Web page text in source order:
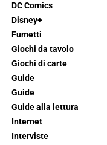
DC Comics
Disney+
Fumetti
Giochi da tavolo
Giochi di carte
Guide
Guide
Guide alla lettura
Internet
Interviste